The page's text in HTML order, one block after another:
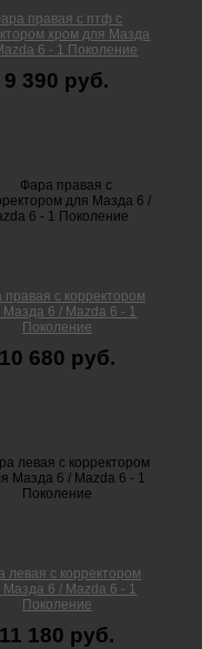
правая с птф с
хром для Мазда
6 - 1 Поколение
9 390 руб.
правая с корректором
Мазда 6 / Mazda 6 - 1
Поколение
10 680 руб.
левая с корректором
Мазда 6 / Mazda 6 - 1
Поколение
11 180 руб.